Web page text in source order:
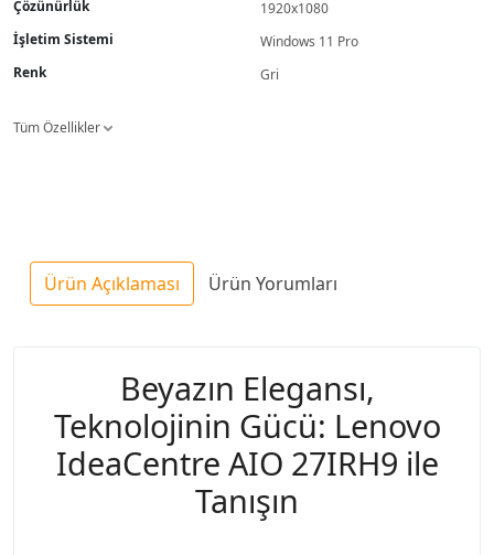
Çözünürlük
1920x1080
İşletim Sistemi
Windows 11 Pro
Renk
Gri
Tüm Özellikler
Ürün Açıklaması Ürün Yorumları
Beyazın Elegansı,
Teknolojinin Gücü: Lenovo
IdeaCentre AIO 27IRH9 ile
Tanışın